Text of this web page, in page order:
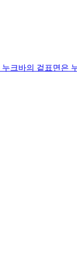
크바의 겉표면